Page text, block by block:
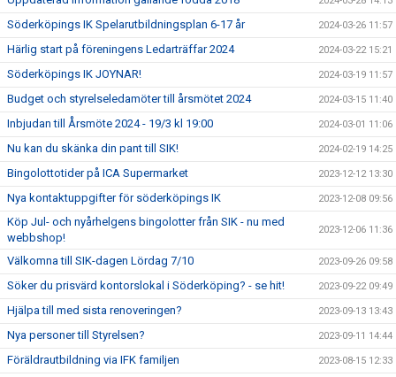
Söderköpings IK Spelarutbildningsplan 6-17 år 2024-03-26 11:57
Härlig start på föreningens Ledarträffar 2024 2024-03-22 15:21
Söderköpings IK JOYNAR! 2024-03-19 11:57
Budget och styrelseledamöter till årsmötet 2024 2024-03-15 11:40
Inbjudan till Årsmöte 2024 - 19/3 kl 19:00 2024-03-01 11:06
Nu kan du skänka din pant till SIK! 2024-02-19 14:25
Bingolottotider på ICA Supermarket 2023-12-12 13:30
Nya kontaktuppgifter för söderköpings IK 2023-12-08 09:56
Köp Jul- och nyårhelgens bingolotter från SIK - nu med
webbshop!
2023-12-06 11:36
Välkomna till SIK-dagen Lördag 7/10 2023-09-26 09:58
Söker du prisvärd kontorslokal i Söderköping? - se hit! 2023-09-22 09:49
Hjälpa till med sista renoveringen? 2023-09-13 13:43
Nya personer till Styrelsen? 2023-09-11 14:44
Föräldrautbildning via IFK familjen 2023-08-15 12:33